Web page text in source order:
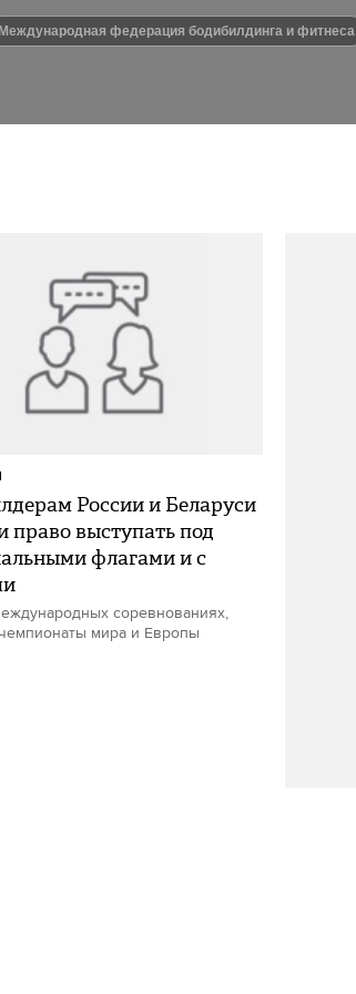
Международная федерация бодибилдинга и фитнеса
России и Беларуси
право выступать под
флагами и с
соревнованиях,
мира и Европы